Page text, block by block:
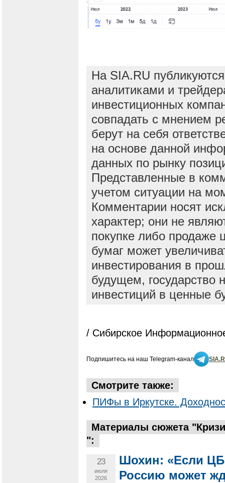
На SIA.RU
аналитиками и
инвестиционных
совпадать с мнением
берут на себя
на основе данной
данных по рынку
Представленные в
учетом ситуации на
Комментарии носят
характер; они не
покупке либо продаже
бумаг может
инвестирования в
будущем, государство
инвестиций в ценные
/ Сибирское
Подпишитесь на наш Telegram-канал
Смотрите также:
ПИФы в Иркутске.
Материалы сюжета
":
23
июля
2026
Шохин: «Если ЦБ
Россию может